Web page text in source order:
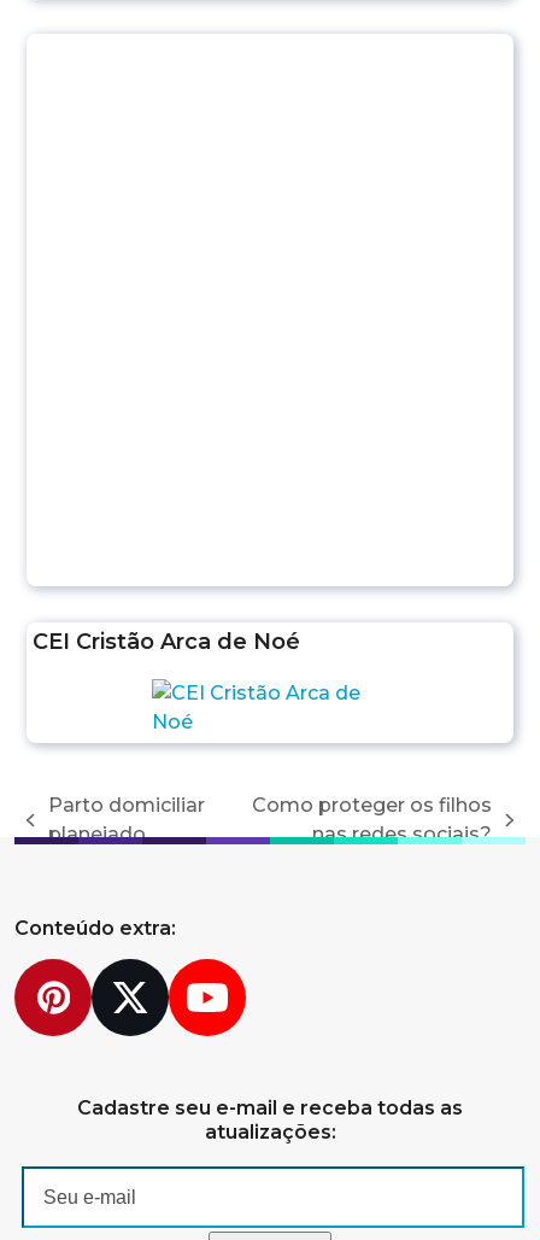
CEI Cristão Arca de Noé
previous
Parto domiciliar
planejado
next
Como proteger os filhos
nas redes sociais?
Conteúdo extra:
Pinterest
TwitterYouTube
Cadastre seu e-mail e receba todas as
atualizações: